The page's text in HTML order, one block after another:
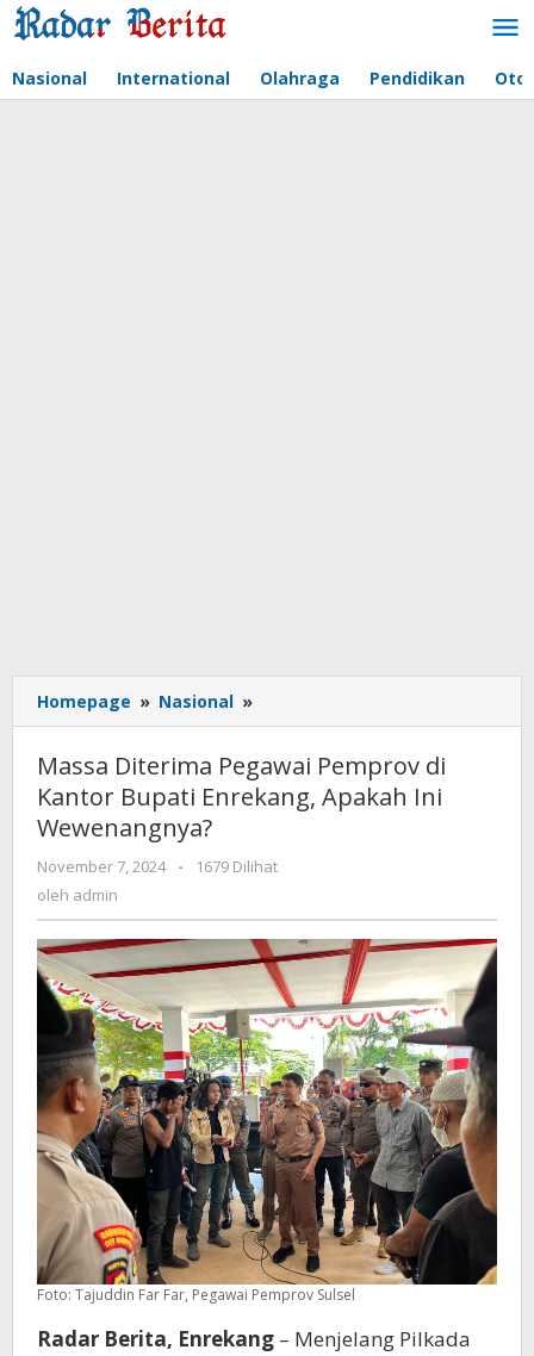
Lewati
ke
Nasional International Olahraga Pendidikan
Homepage » Nasional »
Diterima
Pemprov
di
Enrekang,
Ini
Wewenangnya?
Massa Diterima Pegawai Pemprov di
Kantor Bupati Enrekang, Apakah Ini
Wewenangnya?
November 7, 2024
oleh
-
1679 Dilihat
oleh admin
Foto: Tajuddin Far Far, Pegawai Pemprov Sulsel
Radar Berita, Enrekang – Menjelang Pilkada